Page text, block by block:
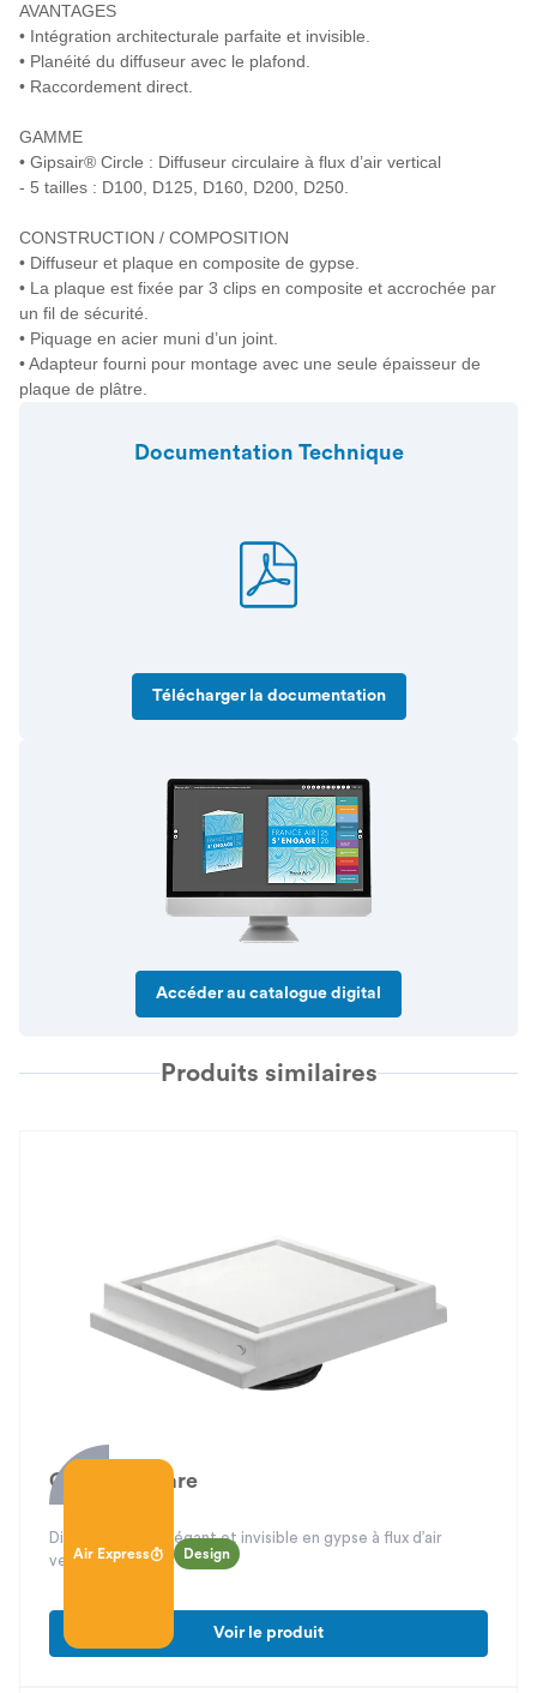
AVANTAGES
• Intégration architecturale parfaite et invisible.
• Planéité du diffuseur avec le plafond.
• Raccordement direct.
GAMME
• Gipsair® Circle : Diffuseur circulaire à flux d’air vertical
- 5 tailles : D100, D125, D160, D200, D250.
CONSTRUCTION / COMPOSITION
• Diffuseur et plaque en composite de gypse.
• La plaque est fixée par 3 clips en composite et accrochée par
un fil de sécurité.
• Piquage en acier muni d’un joint.
• Adapteur fourni pour montage avec une seule épaisseur de
plaque de plâtre.
Documentation Technique
Télécharger la documentation
Accéder au catalogue digital
Produits similaires
Air Express Design
Gipsair Square
Diffuseur carré élégant et invisible en gypse à flux d’air
vertical
Voir le produit